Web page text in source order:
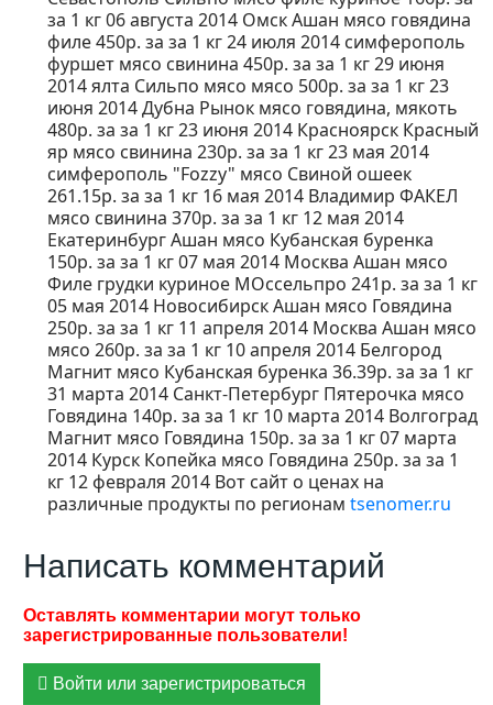
за 1 кг 06 августа 2014 Омск Ашан мясо говядина
филе 450р. за за 1 кг 24 июля 2014 симферополь
фуршет мясо свинина 450р. за за 1 кг 29 июня
2014 ялта Сильпо мясо мясо 500р. за за 1 кг 23
июня 2014 Дубна Рынок мясо говядина, мякоть
480р. за за 1 кг 23 июня 2014 Красноярск Красный
яр мясо свинина 230р. за за 1 кг 23 мая 2014
симферополь "Fozzy" мясо Свиной ошеек
261.15р. за за 1 кг 16 мая 2014 Владимир ФАКЕЛ
мясо свинина 370р. за за 1 кг 12 мая 2014
Екатеринбург Ашан мясо Кубанская буренка
150р. за за 1 кг 07 мая 2014 Москва Ашан мясо
Филе грудки куриное МОссельпро 241р. за за 1 кг
05 мая 2014 Новосибирск Ашан мясо Говядина
250р. за за 1 кг 11 апреля 2014 Москва Ашан мясо
мясо 260р. за за 1 кг 10 апреля 2014 Белгород
Магнит мясо Кубанская буренка 36.39р. за за 1 кг
31 марта 2014 Санкт-Петербург Пятерочка мясо
Говядина 140р. за за 1 кг 10 марта 2014 Волгоград
Магнит мясо Говядина 150р. за за 1 кг 07 марта
2014 Курск Копейка мясо Говядина 250р. за за 1
кг 12 февраля 2014 Вот сайт о ценах на
различные продукты по регионам tsenomer.ru
Написать комментарий
Войти или зарегистрироваться